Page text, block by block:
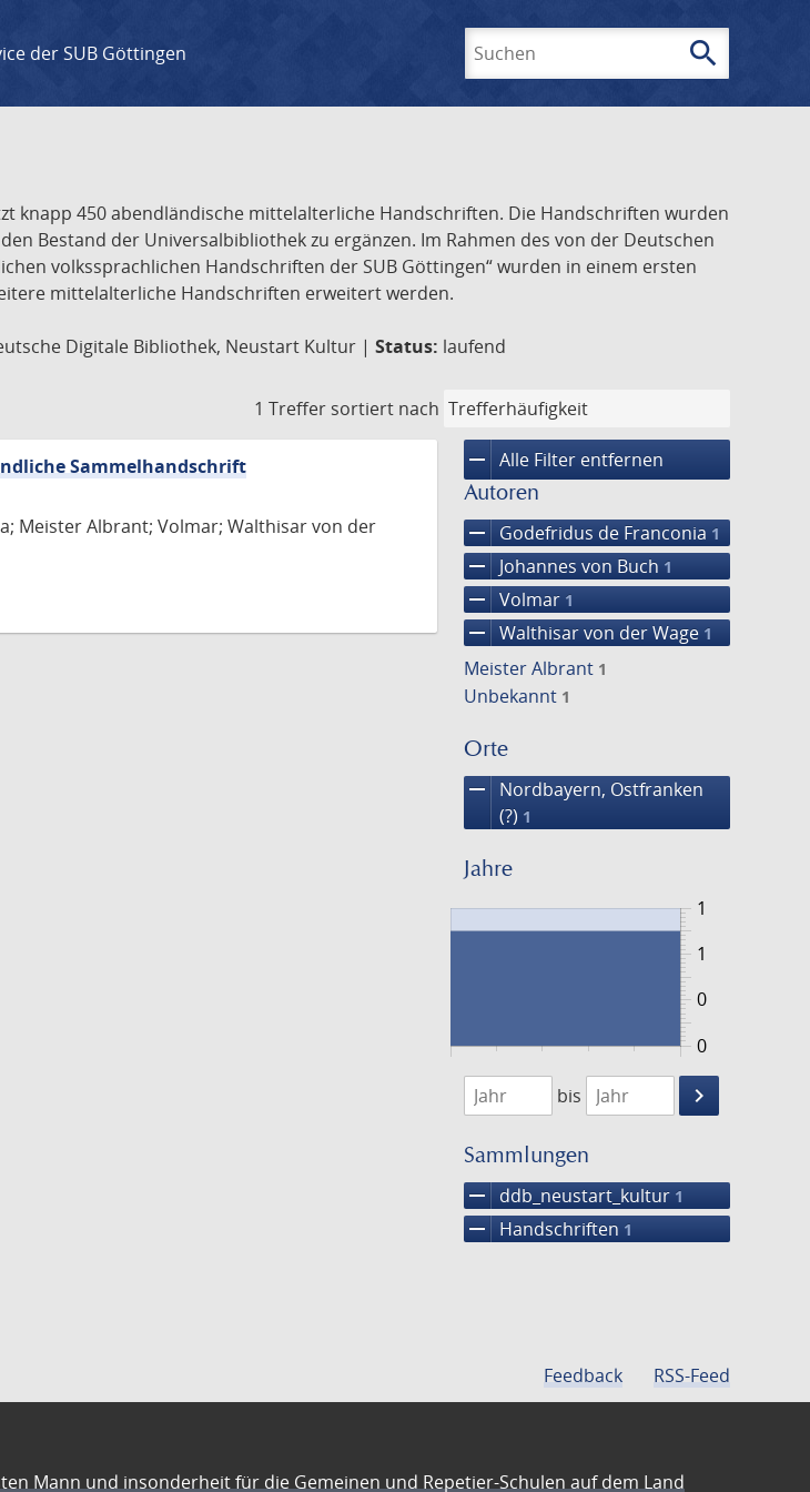
der SUB Göttingen search
knapp 450 abendländische mittelalterliche Handschriften. Die Handschriften wurden
Bestand der Universalbibliothek zu ergänzen. Im Rahmen des von der Deutschen
volkssprachlichen Handschriften der SUB Göttingen“ wurden in einem ersten
mittelalterliche Handschriften erweitert werden.
Digitale Bibliothek, Neustart Kultur | Status: laufend
1 Treffer sortiert nach
remove Alle Filter entfernen
Autoren
remove Godefridus de Franconia 1
remove Johannes von Buch 1
remove Volmar 1
remove Walthisar von der Wage 1
Meister Albrant 1
Unbekannt 1
Orte
remove
Nordbayern, Ostfranken
(?) 1
Jahre
0
1
0
1
1474
1475
bis
keyboard_arrow_right
Suche
Sammlungen
remove ddb_neustart_kultur 1
remove Handschriften 1
Sammelhandschrift
Meister Albrant; Volmar; Walthisar von der
Feedback RSS-Feed
Mann und insonderheit für die Gemeinen und Repetier-Schulen auf dem Land